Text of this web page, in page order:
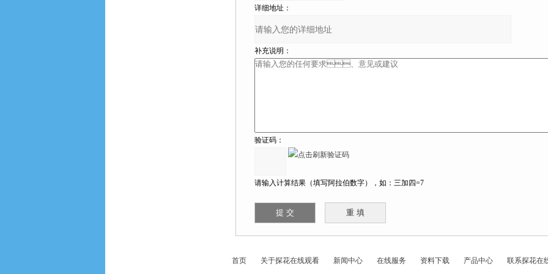
详细地址：
补充说明：
验证码：
请输入计算结果（填写阿拉伯数字），如：三加四=7
首页 关于探花在线观看 新闻中心 在线服务 资料下载 产品中心 联系探花在